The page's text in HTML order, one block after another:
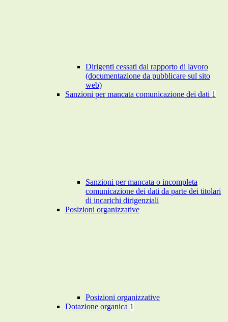
Dirigenti cessati dal rapporto di lavoro
(documentazione da pubblicare sul sito
web)
Sanzioni per mancata comunicazione dei dati 1
Sanzioni per mancata o incompleta
comunicazione dei dati da parte dei titolari
di incarichi dirigenziali
Posizioni organizzative
Posizioni organizzative
Dotazione organica 1